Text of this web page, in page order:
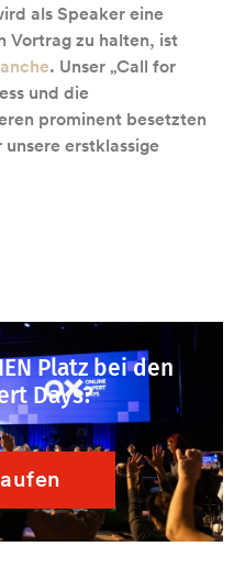
als Speaker eine
Vortrag zu halten, ist
. Unser „Call for
und die
prominent besetzten
erstklassige
Platz bei den
Days?